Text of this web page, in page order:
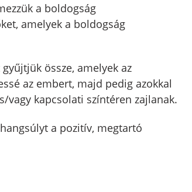
a boldogság
amelyek a boldogság
össze, amelyek az
az embert, majd pedig azokkal
vagy kapcsolati színtéren zajlanak.
a pozitív, megtartó